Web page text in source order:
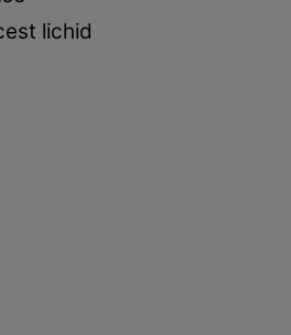
lichid